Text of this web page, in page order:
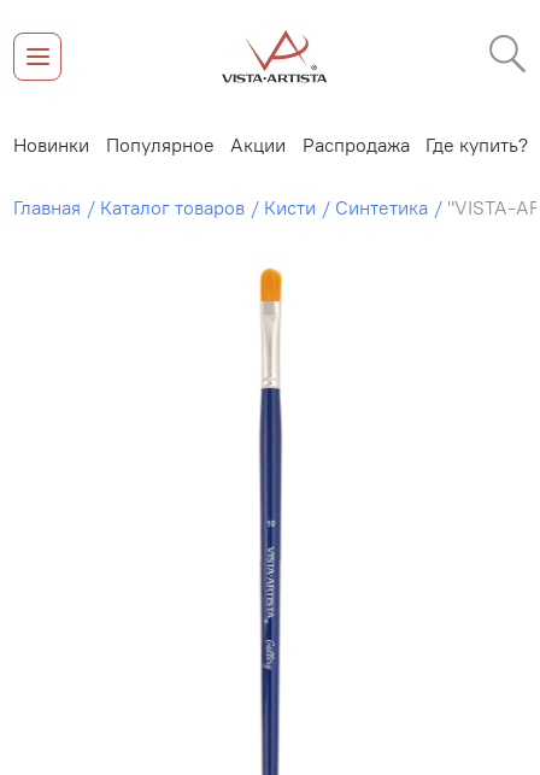
Новинки Популярное Акции Распродажа Где купить?
Главная Каталог товаров Кисти Синтетика "VISTA-